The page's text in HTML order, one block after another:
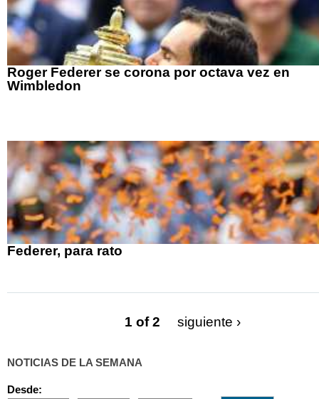
Roger Federer se corona por octava vez en
Wimbledon
Federer, para rato
1 of 2 siguiente ›
NOTICIAS DE LA SEMANA
Desde: